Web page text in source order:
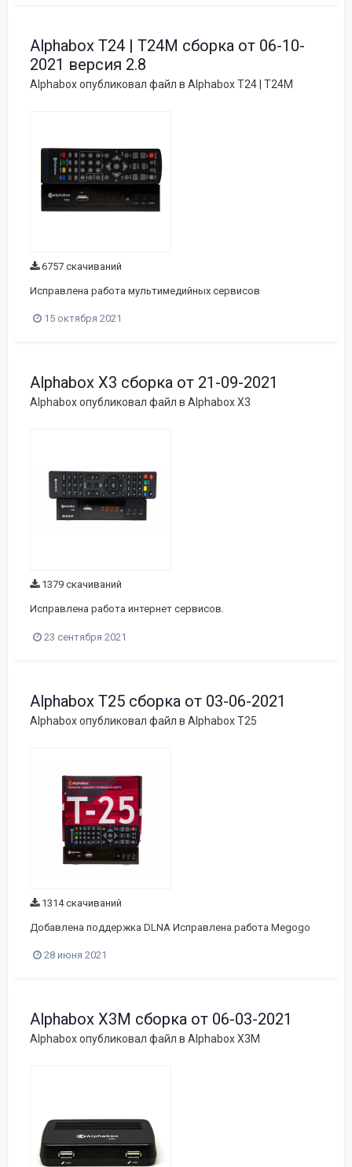
Alphabox T24 | T24M сборка от 06-10-
2021 версия 2.8
Alphaboxопубликовал файл в Alphabox T24 | T24M
6757 скачиваний
Исправлена работа мультимедийных сервисов
15 октября 2021
Alphabox X3 сборка от 21-09-2021
Alphaboxопубликовал файл в Alphabox X3
1379 скачиваний
Исправлена работа интернет сервисов.
23 сентября 2021
Alphabox T25 сборка от 03-06-2021
Alphaboxопубликовал файл в Alphabox T25
1314 скачиваний
Добавлена поддержка DLNA Исправлена работа Megogo
28 июня 2021
Alphabox X3M сборка от 06-03-2021
Alphaboxопубликовал файл в Alphabox X3M